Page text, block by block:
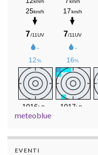
meteoblue
EVENTI